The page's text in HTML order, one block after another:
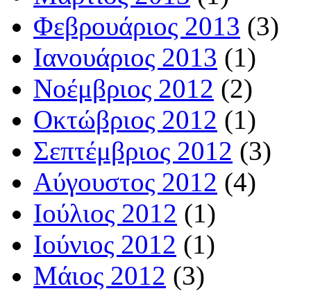
Φεβρουάριος 2013 (3)
Ιανουάριος 2013 (1)
Νοέμβριος 2012 (2)
Οκτώβριος 2012 (1)
Σεπτέμβριος 2012 (3)
Αύγουστος 2012 (4)
Ιούλιος 2012 (1)
Ιούνιος 2012 (1)
Μάιος 2012 (3)